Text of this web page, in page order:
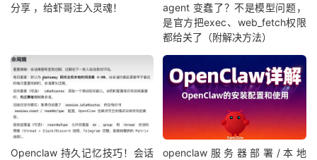
分享 ，给虾哥注入灵魂！
agent 变蠢了？不是模型问题，
是官方把exec、web_fetch权限
都给关了（附解决方法）
Openclaw 持久记忆技巧！会话
openclaw服务器部署/本地